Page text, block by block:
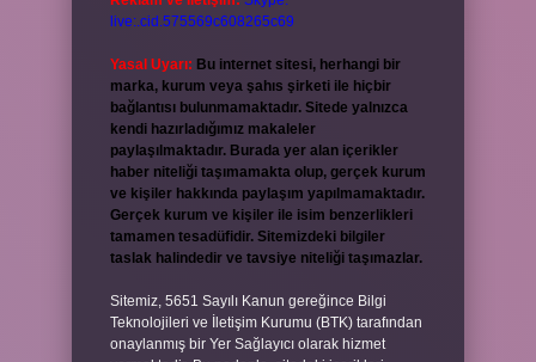
live:.cid.575569c608265c69
Yasal Uyarı: Bu internet sitesi, herhangi bir
marka, kurum veya şahıs şirketi ile hiçbir
bağlantısı bulunmamaktadır. Sitede yalnızca
kendi hazırladığımız makaleler
paylaşılmaktadır. Burada yer alan içerikler
haber niteliği taşımamakta olup, gerçek kurum
ve kişiler hakkında paylaşım yapılmamaktadır.
Gerçek kurum ve kişiler ile isim benzerlikleri
tamamen tesadüfidir. Sitemizdeki bilgiler
taslak halindedir ve tavsiye niteliği taşımazlar.
Sitemiz, 5651 Sayılı Kanun gereğince Bilgi
Teknolojileri ve İletişim Kurumu (BTK) tarafından
onaylanmış bir Yer Sağlayıcı olarak hizmet